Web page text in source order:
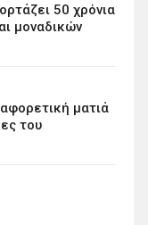
50 χρόνια
μοναδικών
ματιά
του